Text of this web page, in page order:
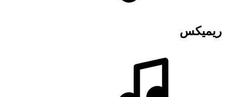
ریمیکس